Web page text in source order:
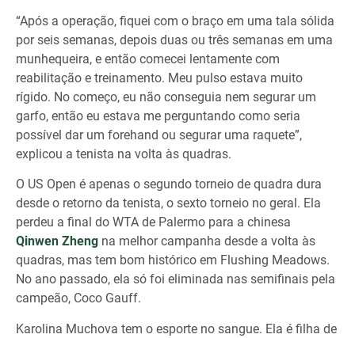
“Após a operação, fiquei com o braço em uma tala sólida
por seis semanas, depois duas ou três semanas em uma
munhequeira, e então comecei lentamente com
reabilitação e treinamento. Meu pulso estava muito
rígido. No começo, eu não conseguia nem segurar um
garfo, então eu estava me perguntando como seria
possível dar um forehand ou segurar uma raquete”,
explicou a tenista na volta às quadras.
O US Open é apenas o segundo torneio de quadra dura
desde o retorno da tenista, o sexto torneio no geral. Ela
perdeu a final do WTA de Palermo para a chinesa
Qinwen Zheng na melhor campanha desde a volta às
quadras, mas tem bom histórico em Flushing Meadows.
No ano passado, ela só foi eliminada nas semifinais pela
campeão, Coco Gauff.
Karolina Muchova tem o esporte no sangue. Ela é filha de